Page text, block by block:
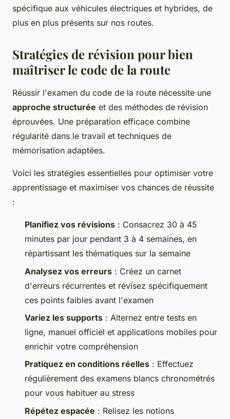
spécifique aux véhicules électriques et hybrides, de
plus en plus présents sur nos routes.
Stratégies de révision pour bien
maîtriser le code de la route
Réussir l'examen du code de la route nécessite une
approche structurée et des méthodes de révision
éprouvées. Une préparation efficace combine
régularité dans le travail et techniques de
mémorisation adaptées.
Voici les stratégies essentielles pour optimiser votre
apprentissage et maximiser vos chances de réussite
:
Planifiez vos révisions : Consacrez 30 à 45
minutes par jour pendant 3 à 4 semaines, en
répartissant les thématiques sur la semaine
Analysez vos erreurs : Créez un carnet
d'erreurs récurrentes et révisez spécifiquement
ces points faibles avant l'examen
Variez les supports : Alternez entre tests en
ligne, manuel officiel et applications mobiles pour
enrichir votre compréhension
Pratiquez en conditions réelles : Effectuez
régulièrement des examens blancs chronométrés
pour vous habituer au stress
Répétez espacée : Relisez les notions